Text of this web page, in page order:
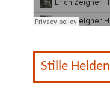
Stille Helden